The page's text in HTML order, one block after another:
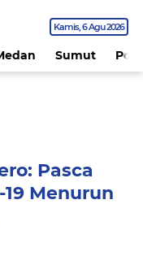
Kamis 6 Agu 2026
Sumut
Pasca
Menurun